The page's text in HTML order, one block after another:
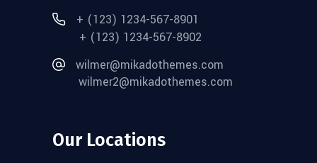
+ (123) 1234-567-8901
+ (123) 1234-567-8902
wilmer@mikadothemes.com
wilmer2@mikadothemes.com
Our Locations